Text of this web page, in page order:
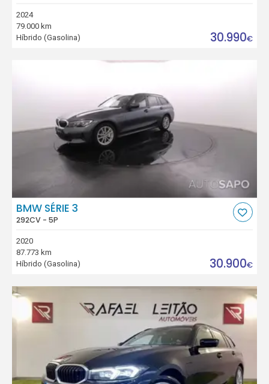
2024
79.000 km
Híbrido (Gasolina)
30.990€
BMW SÉRIE 3
292CV - 5P
2020
87.773 km
Híbrido (Gasolina)
30.900€